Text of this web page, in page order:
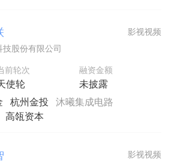
技股份有限公司
前轮次
使轮
融资金额
未披露
影视视频
杭州金投 沐曦集成电路
高瓴资本
影视视频